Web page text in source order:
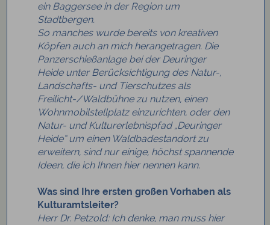
ein Baggersee in der Region um
Stadtbergen.
So manches wurde bereits von kreativen
Köpfen auch an mich herangetragen. Die
Panzerschießanlage bei der Deuringer
Heide unter Berücksichtigung des Natur-,
Landschafts- und Tierschutzes als
Freilicht-/Waldbühne zu nutzen, einen
Wohnmobilstellplatz einzurichten, oder den
Natur- und Kulturerlebnispfad „Deuringer
Heide“ um einen Waldbadestandort zu
erweitern, sind nur einige, höchst spannende
Ideen, die ich Ihnen hier nennen kann.
Was sind Ihre ersten großen Vorhaben als
Kulturamtsleiter?
Herr Dr. Petzold: Ich denke, man muss hier